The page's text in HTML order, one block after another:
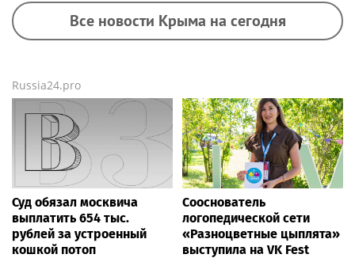
Все новости Крыма на сегодня
Russia24.pro
Суд обязал москвича
выплатить 654 тыс.
рублей за устроенный
кошкой потоп
Сооснователь
логопедической сети
«Разноцветные цыплята»
выступила на VK Fest